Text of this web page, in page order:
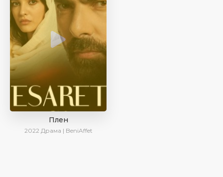
Плен
2022 Драма | BeniAffet